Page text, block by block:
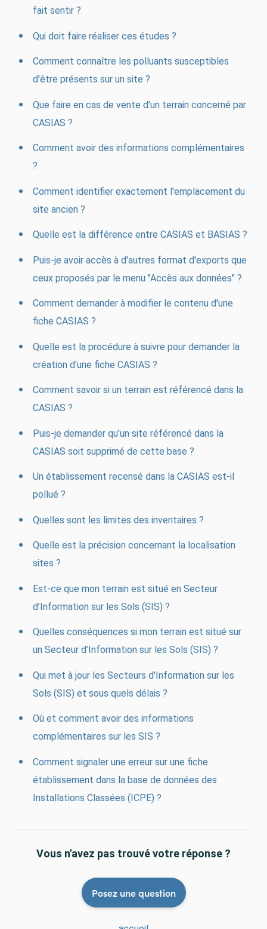
fait sentir ?
Qui doit faire réaliser ces études ?
Comment connaître les polluants susceptibles
d'être présents sur un site ?
Que faire en cas de vente d'un terrain concerné par
CASIAS ?
Comment avoir des informations complémentaires
?
Comment identifier exactement l'emplacement du
site ancien ?
Quelle est la différence entre CASIAS et BASIAS ?
Puis-je avoir accès à d'autres format d'exports que
ceux proposés par le menu "Accès aux données" ?
Comment demander à modifier le contenu d'une
fiche CASIAS ?
Quelle est la procédure à suivre pour demander la
création d'une fiche CASIAS ?
Comment savoir si un terrain est référencé dans la
CASIAS ?
Puis-je demander qu'un site référencé dans la
CASIAS soit supprimé de cette base ?
Un établissement recensé dans la CASIAS est-il
pollué ?
Quelles sont les limites des inventaires ?
Quelle est la précision concernant la localisation
sites ?
Est-ce que mon terrain est situé en Secteur
d’Information sur les Sols (SIS) ?
Quelles conséquences si mon terrain est situé sur
un Secteur d’Information sur les Sols (SIS) ?
Qui met à jour les Secteurs d'Information sur les
Sols (SIS) et sous quels délais ?
Où et comment avoir des informations
complémentaires sur les SIS ?
Comment signaler une erreur sur une fiche
établissement dans la base de données des
Installations Classées (ICPE) ?
Vous n'avez pas trouvé votre réponse ?
Posez une question